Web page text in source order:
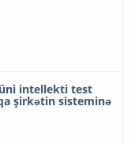
intellekti test
şirkətin sisteminə